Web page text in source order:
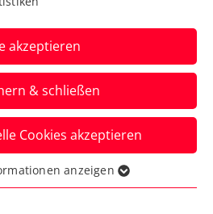
Zechmeister
zeigen
auf
bringt den ÖTV-Assen
akzeptieren
& schließen
Cookies akzeptieren
für grundlegende
anzeigen